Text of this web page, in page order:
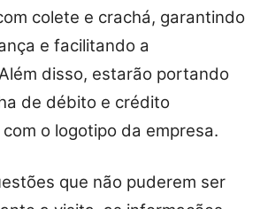
colete e crachá, garantindo
e facilitando a
disso, estarão portando
de débito e crédito
o logotipo da empresa.
que não puderem ser